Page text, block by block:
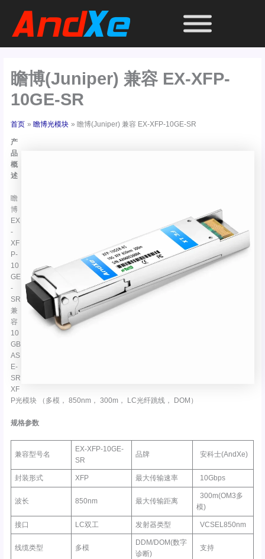
瞻博(Juniper) 兼容 EX-XFP-
10GE-SR
首页 瞻博光模块 瞻博(Juniper) 兼容 EX-XFP-10GE-SR
产
品
概
述
瞻
博
EX
-
XF
P-
10
GE
-
SR
兼
容
10
GB
AS
E-
SR
XF
P光模块 （多模， 850nm， 300m， LC光纤跳线， DOM）
规格参数
兼容型号名
EX-XFP-10GE-
SR
品牌 安科士(AndXe)
封装形式 XFP 最大传输速率 10Gbps
波长 850nm 最大传输距离
300m(OM3多
模)
接口 LC双工 发射器类型 VCSEL850nm
线缆类型 多模
DDM/DOM(数字
诊断)
支持